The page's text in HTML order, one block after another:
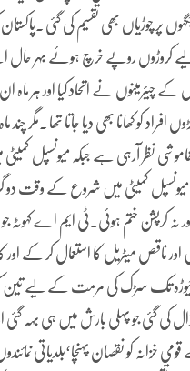
پر چوڑیاں بھی تقسیم کی گئی
روپے خرچ ہوئے بہر حال اتنے
کے چیئرمینوں نے اتحاد کیا اور ہر
افراد کو کھانا بھی دیا جاتا تھا ۔مگر چند
نظر آرہی ہے جبکہ میونسپل کمیٹی
میونسپل کمیٹی میں شروع کے وقت
کرپشن ختم ہوئی۔ٹی ایم اے کہوٹہ جو
تک سڑک کی مرمت کے لیے تین
کی گئی جو پہلی بارش میں ہی بہہ
خزانہ کو نقصان پہنچا‘بلدیاتی